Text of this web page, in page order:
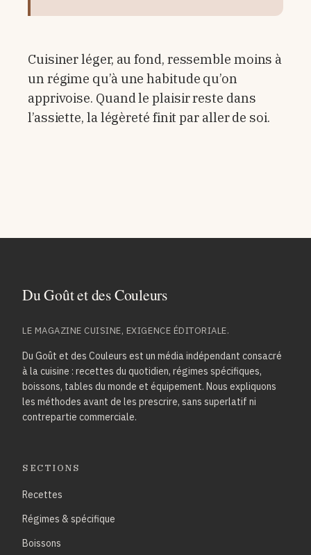
Cuisiner léger, au fond, ressemble moins à
un régime qu’à une habitude qu’on
apprivoise. Quand le plaisir reste dans
l’assiette, la légèreté finit par aller de soi.
LE MAGAZINE CUISINE, EXIGENCE ÉDITORIALE.
Du Goût et des Couleurs est un média indépendant consacré
à la cuisine : recettes du quotidien, régimes spécifiques,
boissons, tables du monde et équipement. Nous expliquons
les méthodes avant de les prescrire, sans superlatif ni
contrepartie commerciale.
SECTIONS
Recettes
Régimes & spécifique
Boissons